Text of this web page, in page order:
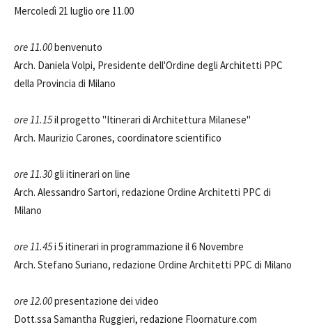
Mercoledì 21 luglio ore 11.00
ore 11.00benvenuto
Arch. Daniela Volpi, Presidente dell'Ordine degli Architetti PPC
della Provincia di Milano
ore 11.15il progetto "Itinerari di Architettura Milanese"
Arch. Maurizio Carones, coordinatore scientifico
ore 11.30gli itinerari on line
Arch. Alessandro Sartori, redazione Ordine Architetti PPC di
Milano
ore 11.45i 5 itinerari in programmazione il 6 Novembre
Arch. Stefano Suriano, redazione Ordine Architetti PPC di Milano
ore 12.00presentazione dei video
Dott.ssa Samantha Ruggieri, redazione Floornature.com